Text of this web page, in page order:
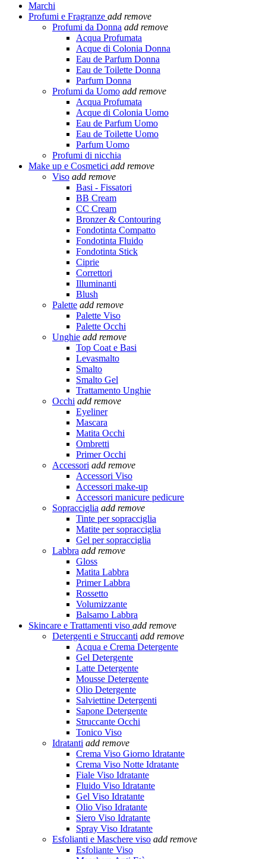
Marchi
Profumi e Fragranze add remove
Profumi da Donna add remove
Acqua Profumata
Acque di Colonia Donna
Eau de Parfum Donna
Eau de Toilette Donna
Parfum Donna
Profumi da Uomo add remove
Acqua Profumata
Acque di Colonia Uomo
Eau de Parfum Uomo
Eau de Toilette Uomo
Parfum Uomo
Profumi di nicchia
Make up e Cosmetici add remove
Viso add remove
Basi - Fissatori
BB Cream
CC Cream
Bronzer & Contouring
Fondotinta Compatto
Fondotinta Fluido
Fondotinta Stick
Ciprie
Correttori
Illuminanti
Blush
Palette add remove
Palette Viso
Palette Occhi
Unghie add remove
Top Coat e Basi
Levasmalto
Smalto
Smalto Gel
Trattamento Unghie
Occhi add remove
Eyeliner
Mascara
Matita Occhi
Ombretti
Primer Occhi
Accessori add remove
Accessori Viso
Accessori make-up
Accessori manicure pedicure
Sopracciglia add remove
Tinte per sopracciglia
Matite per sopracciglia
Gel per sopracciglia
Labbra add remove
Gloss
Matita Labbra
Primer Labbra
Rossetto
Volumizzante
Balsamo Labbra
Skincare e Trattamenti viso add remove
Detergenti e Struccanti add remove
Acqua e Crema Detergente
Gel Detergente
Latte Detergente
Mousse Detergente
Olio Detergente
Salviettine Detergenti
Sapone Detergente
Struccante Occhi
Tonico Viso
Idratanti add remove
Crema Viso Giorno Idratante
Crema Viso Notte Idratante
Fiale Viso Idratante
Fluido Viso Idratante
Gel Viso Idratante
Olio Viso Idratante
Siero Viso Idratante
Spray Viso Idratante
Esfolianti e Maschere viso add remove
Esfoliante Viso